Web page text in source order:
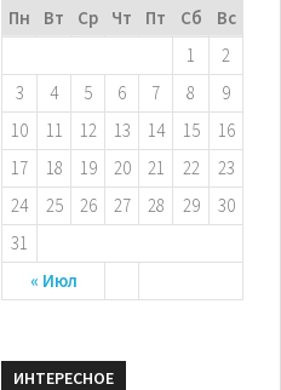
Пн
Вт Ср Чт Пт Сб Вс
« Июл
1
2
3
4 5 6 7 8
9
10
11 12 13 14 15
16
17
18 19 20 21 22
23
24
25 26 27 28 29
30
31
ИНТЕРЕСНОЕ